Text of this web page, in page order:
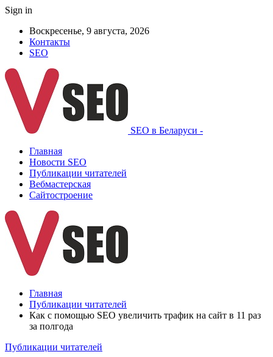
Sign in
Воскресенье, 9 августа, 2026
Контакты
SEO
SEO в Беларуси -
Главная
Новости SEO
Публикации читателей
Вебмастерская
Сайтостроение
Главная
Публикации читателей
Как с помощью SEO увеличить трафик на сайт в 11 раз
за полгода
Публикации читателей